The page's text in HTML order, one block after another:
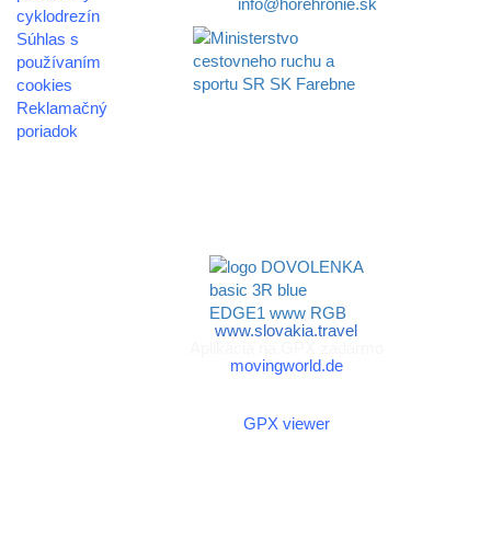
cyklodrezín
Súhlas s
používaním
cookies
Reklamačný
poriadok
www.slovakia.travel
movingworld.de
GPX viewer